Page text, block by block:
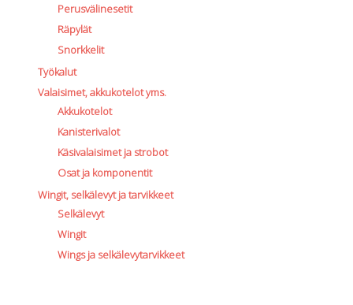
Perusvälinesetit
Räpylät
Snorkkelit
Työkalut
Valaisimet, akkukotelot yms.
Akkukotelot
Kanisterivalot
Käsivalaisimet ja strobot
Osat ja komponentit
Wingit, selkälevyt ja tarvikkeet
Selkälevyt
Wingit
Wings ja selkälevytarvikkeet